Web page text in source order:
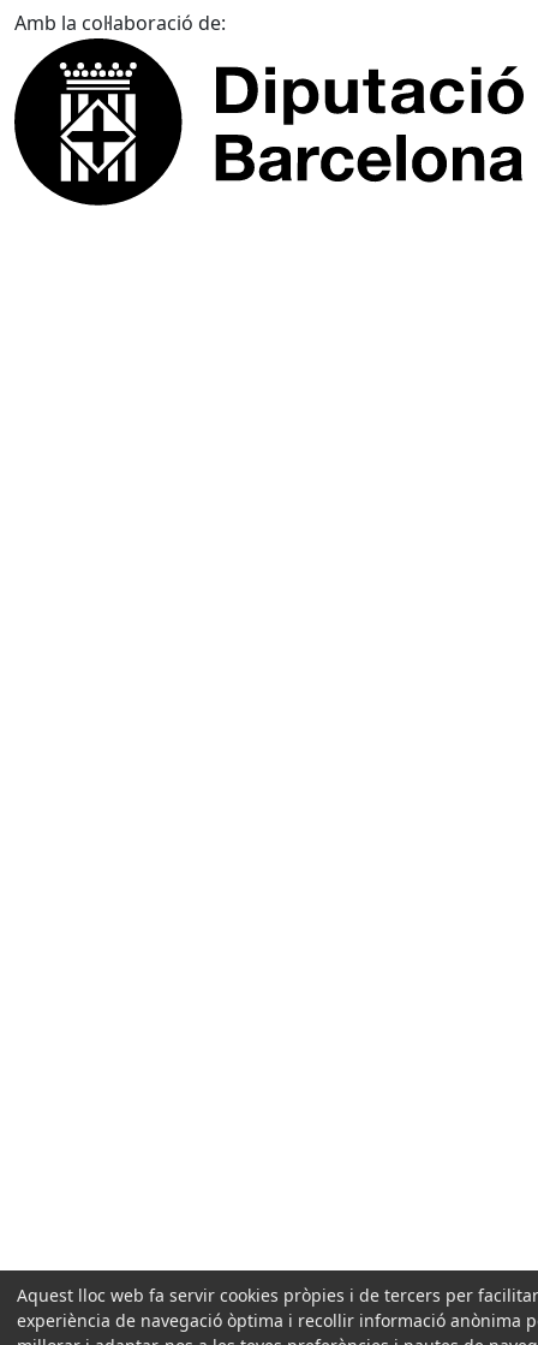
Amb la col·laboració de:
Aquest lloc web fa servir cookies pròpies i de tercers per
experiència de navegació òptima i recollir informació anònima